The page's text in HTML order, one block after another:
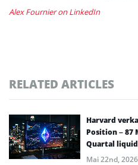
Alex Fournier on LinkedIn
RELATED ARTICLES
Harvard
Position – 87
Quartal
Mai 22nd, 2026